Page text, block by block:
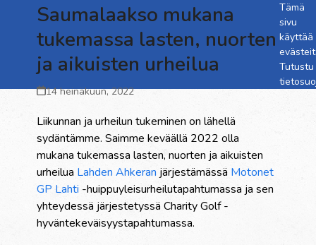
Saumalaakso mukana
tukemassa lasten, nuorten
ja aikuisten urheilua
14 heinäkuun, 2022
Liikunnan ja urheilun tukeminen on lähellä
sydäntämme. Saimme keväällä 2022 olla
mukana tukemassa lasten, nuorten ja aikuisten
urheilua Lahden Ahkeran järjestämässä Motonet
GP Lahti -huippuyleisurheilutapahtumassa ja sen
yhteydessä järjestetyssä Charity Golf -
hyväntekeväisyystapahtumassa.
Tämä
sivu
käyttää
Tutustu